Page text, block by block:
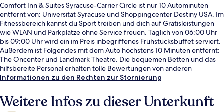
Comfort Inn & Suites Syracuse-Carrier Circle ist nur 10 Autominuten
entfernt von: Universität Syracuse und Shoppingcenter Destiny USA. Im
Fitnessbereich kannst du Sport treiben und dich auf Gratisleistungen
wie WLAN und Parkplätze ohne Service freuen. Täglich von 06:00 Uhr
bis 09:00 Uhr wird ein im Preis inbegriffenes Frühstücksbuffet serviert.
Außerdem ist Folgendes mit dem Auto höchstens 10 Minuten entfernt:
The Oncenter und Landmark Theatre. Die bequemen Betten und das
hilfsbereite Personal erhalten tolle Bewertungen von anderen
Reisenden.
Informationen zu den Rechten zur Stornierung
Weitere Infos zu dieser Unterkunft